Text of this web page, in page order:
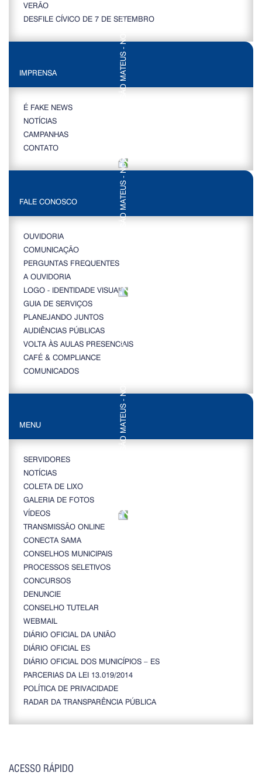
VERÃO
DESFILE CÍVICO DE 7 DE SETEMBRO
IMPRENSA
É FAKE NEWS
NOTÍCIAS
CAMPANHAS
CONTATO
FALE CONOSCO
OUVIDORIA
COMUNICAÇÃO
PERGUNTAS FREQUENTES
A OUVIDORIA
LOGO - IDENTIDADE VISUAL
GUIA DE SERVIÇOS
PLANEJANDO JUNTOS
AUDIÊNCIAS PÚBLICAS
VOLTA ÀS AULAS PRESENCIAIS
CAFÉ & COMPLIANCE
COMUNICADOS
MENU
SERVIDORES
NOTÍCIAS
COLETA DE LIXO
GALERIA DE FOTOS
VÍDEOS
TRANSMISSÃO ONLINE
CONECTA SAMA
CONSELHOS MUNICIPAIS
PROCESSOS SELETIVOS
CONCURSOS
DENUNCIE
CONSELHO TUTELAR
WEBMAIL
DIÁRIO OFICIAL DA UNIÃO
DIÁRIO OFICIAL ES
DIÁRIO OFICIAL DOS MUNICÍPIOS – ES
PARCERIAS DA LEI 13.019/2014
POLÍTICA DE PRIVACIDADE
RADAR DA TRANSPARÊNCIA PÚBLICA
ACESSO RÁPIDO